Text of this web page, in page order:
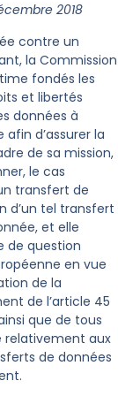
2018
contre un
la Commission
fondés les
et libertés
données à
d’assurer la
de sa mission,
le cas
transfert de
d’un tel transfert
et elle
de question
en vue
de la
de l’article 45
que de tous
relativement aux
de données